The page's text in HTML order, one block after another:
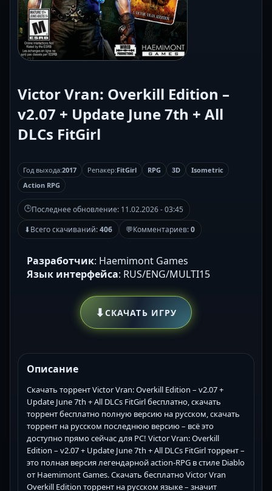
Victor Vran: Overkill Edition –
v2.07 + Update June 7th + All
DLCs FitGirl
Год выхода:2017 Репакер:FitGirl RPG 3D
Isometric
Action RPG
🕒Последнее обновление: 11.02.2026 - 03:45
⬇Всего скачиваний:406 💬Комментариев:0
Разработчик: Haemimont Games
Язык интерфейса: RUS/ENG/MULTI15
⬇СКАЧАТЬ ИГРУ
Описание
Скачать торрент Victor Vran: Overkill Edition – v2.07 +
Update June 7th + All DLCs FitGirl бесплатно, скачать
торрент бесплатно полную версию на русском, скачать
торрент на русском последнюю версию – всё это
доступно прямо сейчас для PC! Victor Vran: Overkill
Edition – v2.07 + Update June 7th + All DLCs FitGirl торрент –
это полная версия легендарной action-RPG в стиле Diablo
от Haemimont Games. Скачать бесплатно Victor Vran
Overkill Edition торрент на русском языке – значит